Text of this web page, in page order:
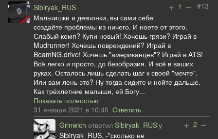
#13
+ 1 –
Sibiryak_RUS
Мальчишки и девчонки, вы сами себе
создаёте проблемы из ничего. И ноете от этого.
Слабый комп? Купи новый! Хочешь грязи? Играй в
Mudrunner! Хочешь повреждений? Играй в
BeamNG.drive! Хочешь "американцев"? Играй в ATS!
Всё легко и просто, до безобразия. И всё в ваших
руках. Осталось лишь сделать шаг к своей "мечте".
Или вам лень это? Ну тогда сидите и нойте дальше.
Как трёхлетние малыши, ей Богу...
Показать полностью
31 января 2021 в 10:45 Ответить
+ 2 –
Grinwich ответил Sibiryak_RUS'у
Sibiryak_RUS, -"сколько не